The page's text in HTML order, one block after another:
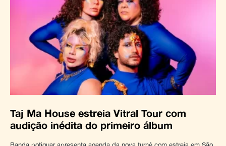
Taj Ma House estreia Vitral Tour com
audição inédita do primeiro álbum